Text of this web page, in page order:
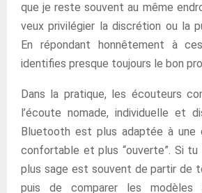
que je reste souvent au même
veux privilégier la discrétion ou la
En répondant honnêtement à
identifies presque toujours le bon
Dans la pratique, les écouteurs
l’écoute nomade, individuelle et
Bluetooth est plus adaptée à une
confortable et plus “ouverte”. Si tu
plus sage est souvent de partir de
puis de comparer les modèles